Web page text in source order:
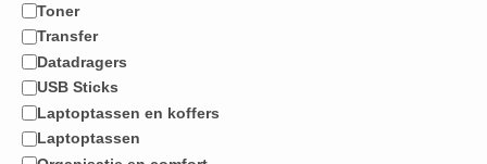
Toner
Transfer
Datadragers
USB Sticks
Laptoptassen en koffers
Laptoptassen